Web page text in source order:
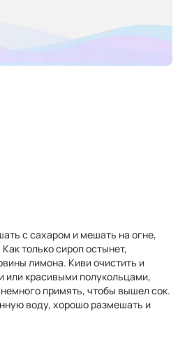
с сахаром и мешать на огне,
только сироп остынет,
лимона. Киви очистить и
или красивыми полукольцами,
примять, чтобы вышел сок.
воду, хорошо размешать и